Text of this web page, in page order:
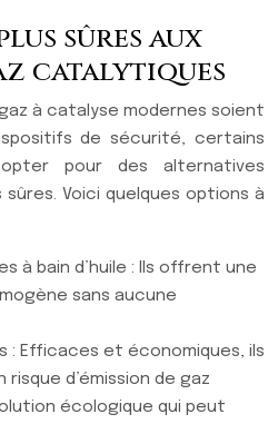
sûres aux
catalytiques
à catalyse modernes soient
de sécurité, certains
pour des alternatives
Voici quelques options à
à bain d’huile : Ils offrent une
sans aucune
: Efficaces et économiques, ils
d’émission de gaz
écologique qui peut